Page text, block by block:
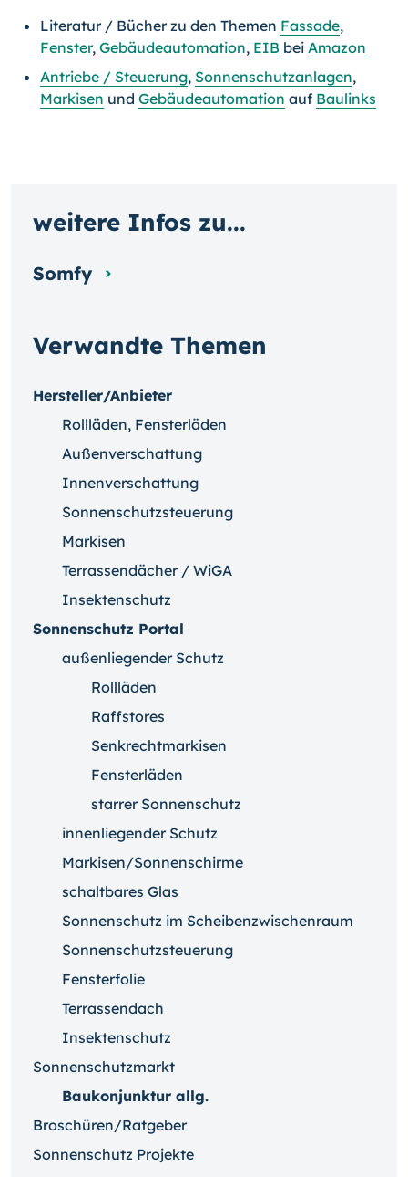
Literatur / Bücher zu den Themen Fassade,
Fenster, Gebäudeautomation, EIB bei Amazon
Antriebe / Steuerung, Sonnenschutzanlagen,
Markisen und Gebäudeautomation auf Baulinks
Verwandte Themen
Hersteller/Anbieter
Rollläden, Fensterläden
Außenverschattung
Innenverschattung
Sonnenschutzsteuerung
Markisen
Terrassendächer / WiGA
Insektenschutz
Sonnenschutz Portal
außenliegender Schutz
Rollläden
Raffstores
Senkrechtmarkisen
Fensterläden
starrer Sonnenschutz
innenliegender Schutz
Markisen/Sonnenschirme
schaltbares Glas
Sonnenschutz im Scheibenzwischenraum
Sonnenschutzsteuerung
Fensterfolie
Terrassendach
Insektenschutz
Sonnenschutzmarkt
Baukonjunktur allg.
Broschüren/Ratgeber
Sonnenschutz Projekte
weitere Infos zu...
Somfy